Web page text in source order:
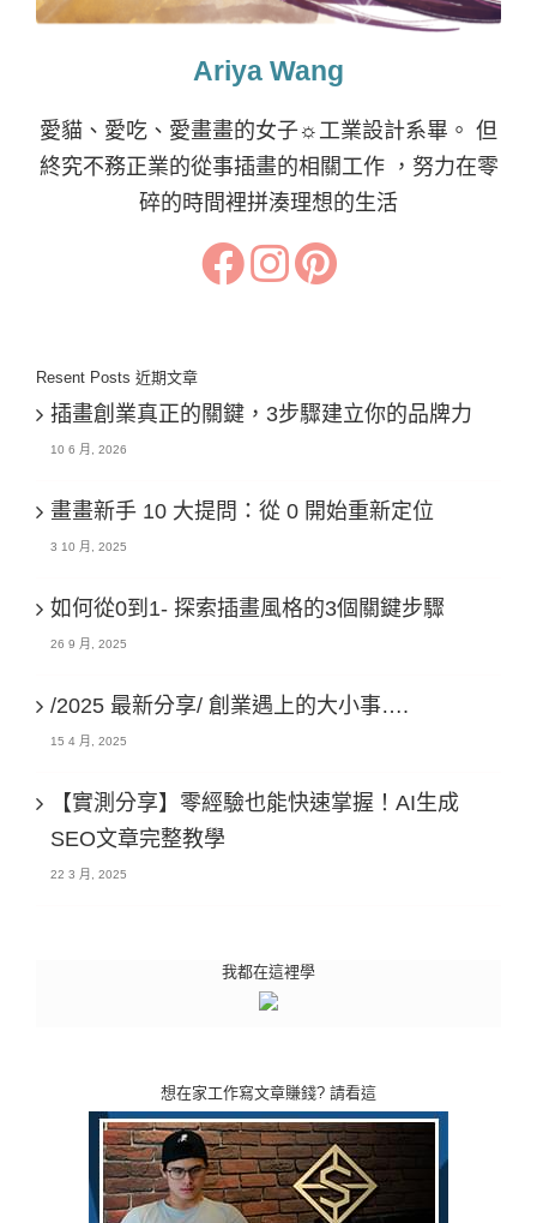
Ariya Wang
愛貓、愛吃、愛畫畫的女子☼工業設計系畢。 但
終究不務正業的從事插畫的相關工作 ，努力在零
碎的時間裡拼湊理想的生活
Resent Posts 近期文章
插畫創業真正的關鍵，3步驟建立你的品牌力
10 6 月, 2026
畫畫新手 10 大提問：從 0 開始重新定位
3 10 月, 2025
如何從0到1- 探索插畫風格的3個關鍵步驟
26 9 月, 2025
/2025 最新分享/ 創業遇上的大小事….
15 4 月, 2025
【實測分享】零經驗也能快速掌握！AI生成
SEO文章完整教學
22 3 月, 2025
我都在這裡學
想在家工作寫文章賺錢? 請看這